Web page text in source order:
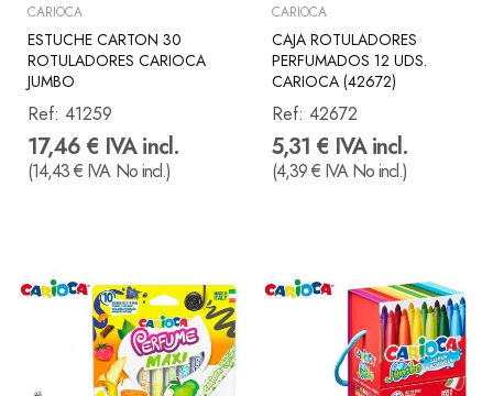
CARIOCA
ESTUCHE CARTON 30
ROTULADORES CARIOCA
JUMBO
Ref: 41259
17,46 € IVA incl.
(14,43 € IVA No incl.)
CARIOCA
CAJA ROTULADORES
PERFUMADOS 12 UDS.
CARIOCA (42672)
Ref: 42672
5,31 € IVA incl.
(4,39 € IVA No incl.)